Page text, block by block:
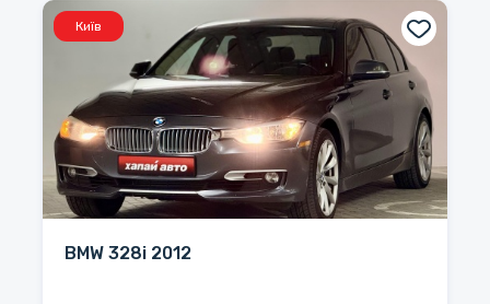
Київ
BMW 328i 2012